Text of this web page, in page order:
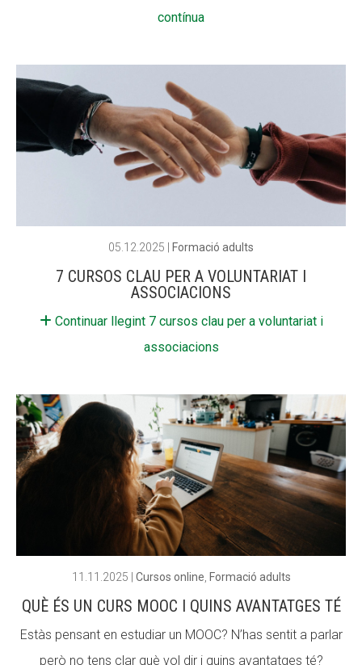
contínua
05.12.2025 Formació adults
7 CURSOS CLAU PER A VOLUNTARIAT I
ASSOCIACIONS
Continuar llegint 7 cursos clau per a voluntariat i
associacions
11.11.2025 Cursos online Formació adults
QUÈ ÉS UN CURS MOOC I QUINS AVANTATGES TÉ
Estàs pensant en estudiar un MOOC? N’has sentit a parlar
però no tens clar què vol dir i quins avantatges té?